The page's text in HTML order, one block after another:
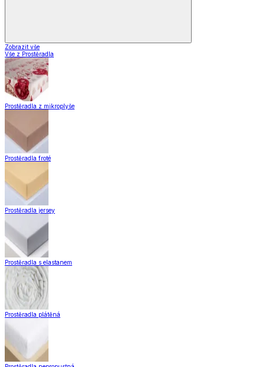
Zobrazit vše
Vše z Prostěradla
Prostěradla z mikroplyše
Prostěradla froté
Prostěradla jersey
Prostěradla s elastanem
Prostěradla plátěná